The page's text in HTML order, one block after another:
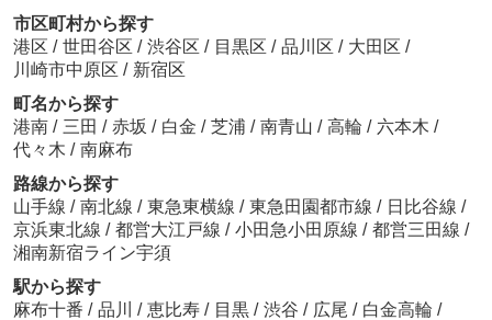
市区町村から探す
港区 / 世田谷区 / 渋谷区 / 目黒区 / 品川区 / 大田区 /
川崎市中原区 / 新宿区
町名から探す
港南 / 三田 / 赤坂 / 白金 / 芝浦 / 南青山 / 高輪 / 六本木 /
代々木 / 南麻布
路線から探す
山手線 / 南北線 / 東急東横線 / 東急田園都市線 / 日比谷線 /
京浜東北線 / 都営大江戸線 / 小田急小田原線 / 都営三田線 /
湘南新宿ライン宇須
駅から探す
麻布十番 / 品川 / 恵比寿 / 目黒 / 渋谷 / 広尾 / 白金高輪 /